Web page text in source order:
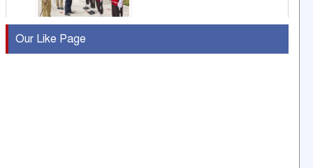
৫
Our Like Page